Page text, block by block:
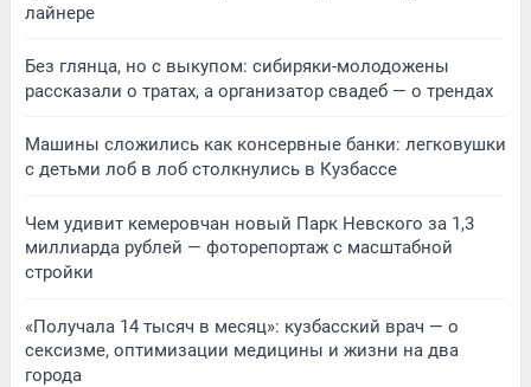
лайнере
Без глянца, но с выкупом: сибиряки-молодожены
рассказали о тратах, а организатор свадеб — о трендах
Машины сложились как консервные банки: легковушки
с детьми лоб в лоб столкнулись в Кузбассе
Чем удивит кемеровчан новый Парк Невского за 1,3
миллиарда рублей — фоторепортаж с масштабной
стройки
«Получала 14 тысяч в месяц»: кузбасский врач — о
сексизме, оптимизации медицины и жизни на два
города